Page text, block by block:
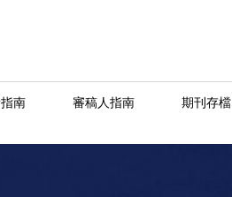
南 審稿人指南
期刊存檔